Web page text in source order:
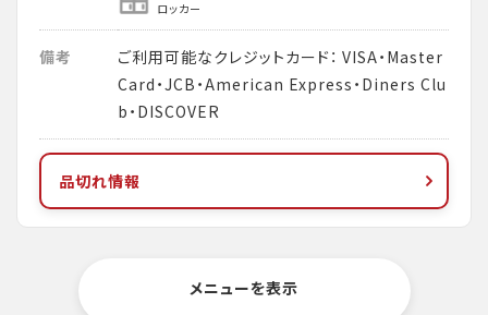
ロッカー
備考
ご利用可能なクレジットカード： VISA・Master
Card・JCB・American Express・Diners Clu
b・DISCOVER
品切れ情報
メニューを表示